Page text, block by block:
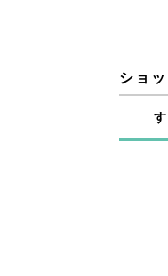
ショ